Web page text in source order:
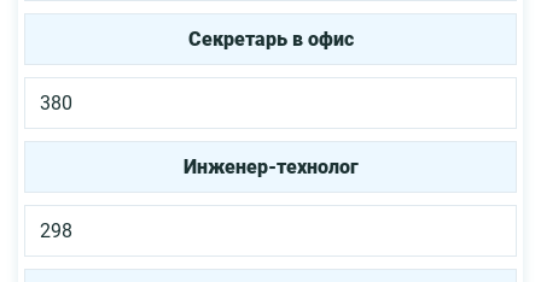
Секретарь в офис
380
Инженер-технолог
298